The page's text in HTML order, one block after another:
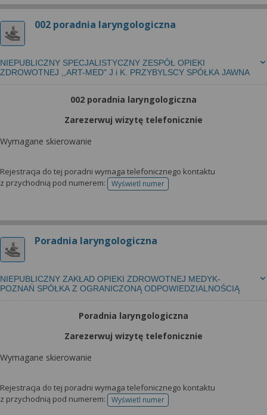
002 poradnia laryngologiczna
NIEPUBLICZNY SPECJALISTYCZNY ZESPÓŁ OPIEKI
ZDROWOTNEJ ,,ART-MED" J i K. PRZYBYLSCY SPÓŁKA JAWNA
002 poradnia laryngologiczna
Zarezerwuj wizytę telefonicznie
Wymagane skierowanie
Rejestracja do tej poradni wymaga telefonicznego kontaktu
z przychodnią pod numerem:
Wyświetl numertelefonu do rejestracji
Poradnia laryngologiczna
NIEPUBLICZNY ZAKŁAD OPIEKI ZDROWOTNEJ MEDYK-
POZNAŃ SPÓŁKA Z OGRANICZONĄ ODPOWIEDZIALNOŚCIĄ
Poradnia laryngologiczna
Zarezerwuj wizytę telefonicznie
Wymagane skierowanie
Rejestracja do tej poradni wymaga telefonicznego kontaktu
z przychodnią pod numerem:
Wyświetl numertelefonu do rejestracji